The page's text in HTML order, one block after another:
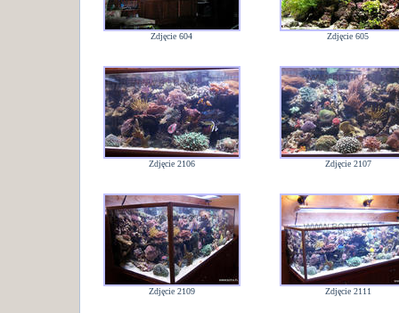
Zdjęcie 604 Zdjęcie 605
Zdjęcie 2106 Zdjęcie 2107
Zdjęcie 2109 Zdjęcie 2111